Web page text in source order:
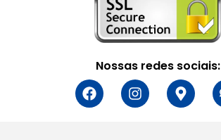
Nossas redes sociais: